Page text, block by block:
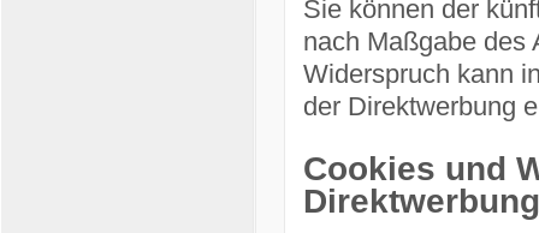
Sie können der
nach Maßgabe des
Widerspruch kann
der Direktwerbung
Cookies und
Direktwerbung